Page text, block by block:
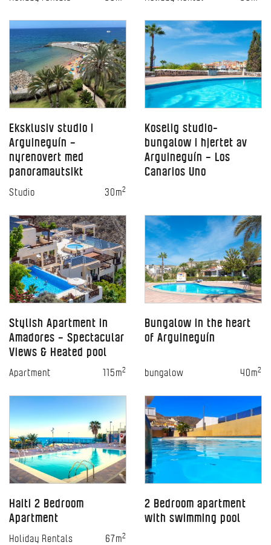
Eksklusiv studio i
Arguineguín –
nyrenovert med
panoramautsikt
Studio 30m2
Koselig studio-
bungalow i hjertet av
Arguineguín – Los
Canarios Uno
Stylish Apartment in
Amadores – Spectacular
Views & Heated pool
Apartment 115m2
Bungalow in the heart
of Arguineguín
bungalow 40m2
Haiti 2 Bedroom
Apartment
Holiday Rentals 67m2
2 Bedroom apartment
with swimming pool